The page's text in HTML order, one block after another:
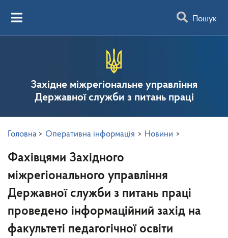
Пошук
Західне міжрегіональне управління
Державної служби з питань праці
Головна > Оперативна інформація > Новини >
Фахівцями Західного
міжрегіонального управління
Державної служби з питань праці
проведено інформаційний захід на
факультеті педагогічної освіти